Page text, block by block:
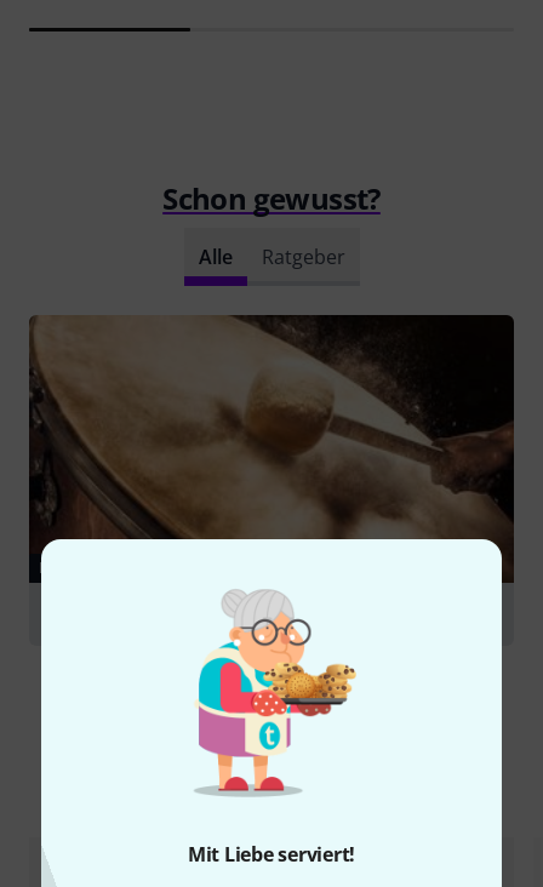
Mit Liebe serviert!
Schon gewusst?
Alle Ratgeber
RATGEBER
Orchesterschlagwerk
Alternativen vergleichen